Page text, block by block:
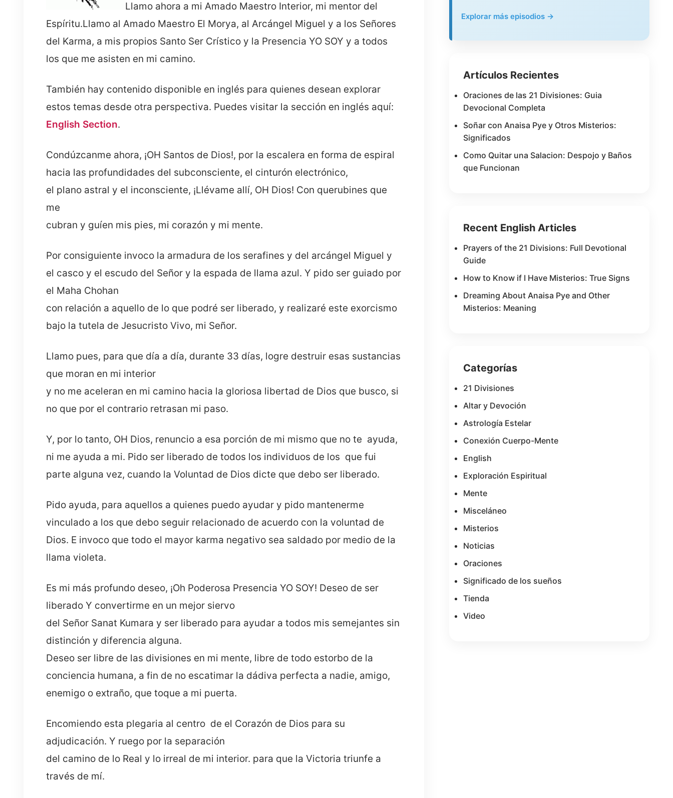
Llamo ahora a mi Amado Maestro Interior, mi mentor del
Espíritu.Llamo al Amado Maestro El Morya, al Arcángel Miguel y a los Señores
del Karma, a mis propios Santo Ser Crístico y la Presencia YO SOY y a todos
los que me asisten en mi camino.
También hay contenido disponible en inglés para quienes desean explorar
estos temas desde otra perspectiva. Puedes visitar la sección en inglés aquí:
English Section.
Condúzcanme ahora, ¡OH Santos de Dios!, por la escalera en forma de espiral
hacia las profundidades del subconsciente, el cinturón electrónico,
el plano astral y el inconsciente, ¡Llévame allí, OH Dios! Con querubines que
me
cubran y guíen mis pies, mi corazón y mi mente.
Por consiguiente invoco la armadura de los serafines y del arcángel Miguel y
el casco y el escudo del Señor y la espada de llama azul. Y pido ser guiado por
el Maha Chohan
con relación a aquello de lo que podré ser liberado, y realizaré este exorcismo
bajo la tutela de Jesucristo Vivo, mi Señor.
Llamo pues, para que día a día, durante 33 días, logre destruir esas sustancias
que moran en mi interior
y no me aceleran en mi camino hacia la gloriosa libertad de Dios que busco, si
no que por el contrario retrasan mi paso.
Y, por lo tanto, OH Dios, renuncio a esa porción de mi mismo que no te ayuda,
ni me ayuda a mi. Pido ser liberado de todos los individuos de los que fui
parte alguna vez, cuando la Voluntad de Dios dicte que debo ser liberado.
Pido ayuda, para aquellos a quienes puedo ayudar y pido mantenerme
vinculado a los que debo seguir relacionado de acuerdo con la voluntad de
Dios. E invoco que todo el mayor karma negativo sea saldado por medio de la
llama violeta.
Es mi más profundo deseo, ¡Oh Poderosa Presencia YO SOY! Deseo de ser
liberado Y convertirme en un mejor siervo
del Señor Sanat Kumara y ser liberado para ayudar a todos mis semejantes sin
distinción y diferencia alguna.
Deseo ser libre de las divisiones en mi mente, libre de todo estorbo de la
conciencia humana, a fin de no escatimar la dádiva perfecta a nadie, amigo,
enemigo o extraño, que toque a mi puerta.
Encomiendo esta plegaria al centro de el Corazón de Dios para su
adjudicación. Y ruego por la separación
del camino de lo Real y lo irreal de mi interior. para que la Victoria triunfe a
través de mí.
Explorar más episodios →
Artículos Recientes
Oraciones de las 21 Divisiones: Guia
Devocional Completa
Soñar con Anaisa Pye y Otros Misterios:
Significados
Como Quitar una Salacion: Despojo y Baños
que Funcionan
Recent English Articles
Prayers of the 21 Divisions: Full Devotional
Guide
How to Know if I Have Misterios: True Signs
Dreaming About Anaisa Pye and Other
Misterios: Meaning
Categorías
21 Divisiones
Altar y Devoción
Astrología Estelar
Conexión Cuerpo-Mente
English
Exploración Espiritual
Mente
Misceláneo
Misterios
Noticias
Oraciones
Significado de los sueños
Tienda
Video